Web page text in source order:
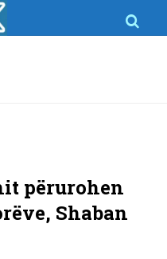
përurohen
Shaban